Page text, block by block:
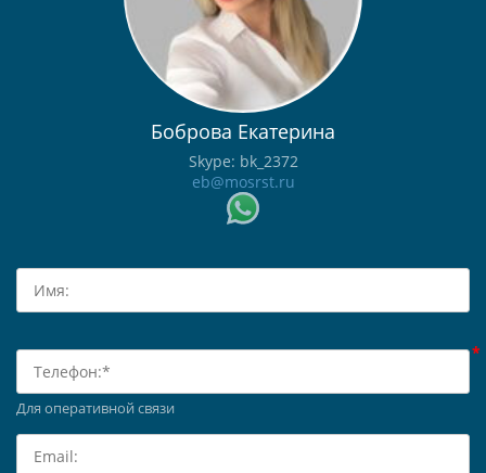
Боброва Екатерина
Skype: bk_2372
eb@mosrst.ru
Для оперативной связи